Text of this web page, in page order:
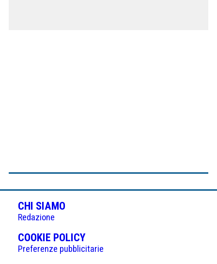
CHI SIAMO
Redazione
COOKIE POLICY(APRE
IN
Preferenze pubblicitarie